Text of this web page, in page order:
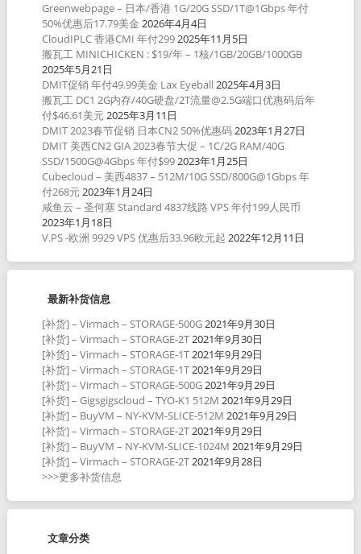
Greenwebpage – 日本/香港 1G/20G SSD/1T@1Gbps 年付
50%优惠后17.79美金 2026年4月4日
CloudIPLC 香港CMI 年付2992025年11月5日
搬瓦工 MINICHICKEN : $19/年 – 1核/1GB/20GB/1000GB
2025年5月21日
DMIT促销 年付49.99美金 Lax Eyeball 2025年4月3日
搬瓦工 DC1 2G内存/40G硬盘/2T流量@2.5G端口优惠码后年
付$46.61美元2025年3月11日
DMIT 2023春节促销 日本CN2 50%优惠码2023年1月27日
DMIT 美西CN2 GIA 2023春节大促 – 1C/2G RAM/40G
SSD/1500G@4Gbps 年付$992023年1月25日
Cubecloud – 美西4837 – 512M/10G SSD/800G@1Gbps 年
付268元2023年1月24日
咸鱼云 – 圣何塞 Standard 4837线路 VPS 年付199人民币
2023年1月18日
V.PS -欧洲 9929 VPS 优惠后33.96欧元起 2022年12月11日
最新补货信息
[补货] – Virmach – STORAGE-500G2021年9月30日
[补货] – Virmach – STORAGE-2T2021年9月30日
[补货] – Virmach – STORAGE-1T2021年9月29日
[补货] – Virmach – STORAGE-1T2021年9月29日
[补货] – Virmach – STORAGE-500G2021年9月29日
[补货] – Gigsgigscloud – TYO-K1 512M 2021年9月29日
[补货] – BuyVM – NY-KVM-SLICE-512M 2021年9月29日
[补货] – Virmach – STORAGE-2T2021年9月29日
[补货] – BuyVM – NY-KVM-SLICE-1024M 2021年9月29日
[补货] – Virmach – STORAGE-2T2021年9月28日
>>>更多补货信息
文章分类